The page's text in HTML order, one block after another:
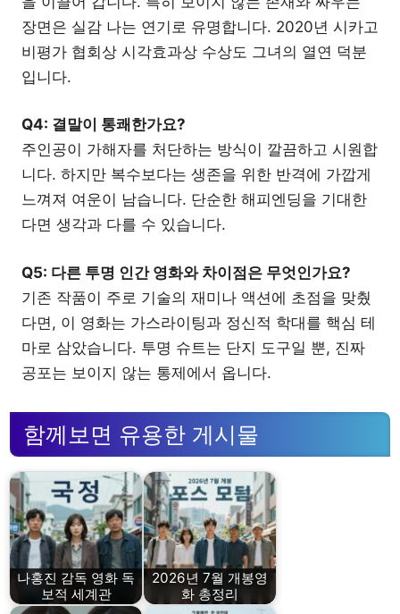
장면은 실감 나는 연기로 유명합니다. 2020년 시카고
비평가 협회상 시각효과상 수상도 그녀의 열연 덕분
입니다.
Q4: 결말이 통쾌한가요?
주인공이 가해자를 처단하는 방식이 깔끔하고 시원합
니다. 하지만 복수보다는 생존을 위한 반격에 가깝게
느껴져 여운이 남습니다. 단순한 해피엔딩을 기대한
다면 생각과 다를 수 있습니다.
Q5: 다른 투명 인간 영화와 차이점은 무엇인가요?
기존 작품이 주로 기술의 재미나 액션에 초점을 맞췄
다면, 이 영화는 가스라이팅과 정신적 학대를 핵심 테
마로 삼았습니다. 투명 슈트는 단지 도구일 뿐, 진짜
공포는 보이지 않는 통제에서 옵니다.
함께보면 유용한 게시물
나홍진 감독 영화 독
보적 세계관
2026년 7월 개봉영
화 총정리